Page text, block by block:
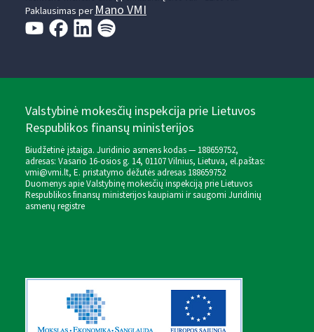
Paklausimas perMano VMI
Valstybinė mokesčių inspekcija prie Lietuvos
Respublikos finansų ministerijos
Biudžetinė įstaiga. Juridinio asmens kodas — 188659752,
adresas: Vasario 16-osios g. 14, 01107 Vilnius, Lietuva, el.paštas:
vmi@vmi.lt, E. pristatymo dėžutės adresas 188659752
Duomenys apie Valstybinę mokesčių inspekciją prie Lietuvos
Respublikos finansų ministerijos kaupiami ir saugomi Juridinių
asmenų registre